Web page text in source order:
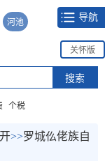
河池
导航
关怀版
个税
>>罗城仫佬族自